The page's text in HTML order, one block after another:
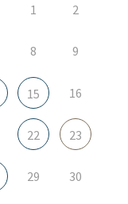
1 2
8 9
15 16
22 23
29 30